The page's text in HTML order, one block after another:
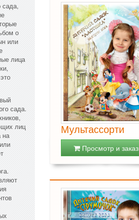
сада,
о
или
лица
сада.
лиц
на
Мультассорти
Просмотр и заказ